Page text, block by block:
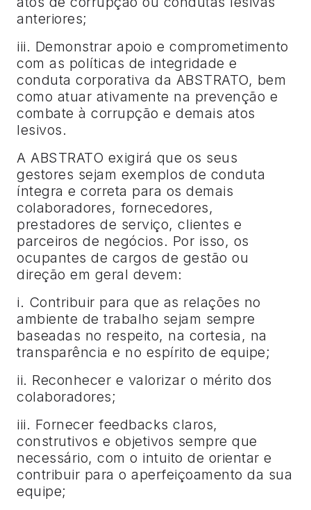
anteriores;
iii. Demonstrar apoio e comprometimento
com as políticas de integridade e
conduta corporativa da ABSTRATO, bem
como atuar ativamente na prevenção e
combate à corrupção e demais atos
lesivos.
A ABSTRATO exigirá que os seus
gestores sejam exemplos de conduta
íntegra e correta para os demais
colaboradores, fornecedores,
prestadores de serviço, clientes e
parceiros de negócios. Por isso, os
ocupantes de cargos de gestão ou
direção em geral devem:
i. Contribuir para que as relações no
ambiente de trabalho sejam sempre
baseadas no respeito, na cortesia, na
transparência e no espírito de equipe;
ii. Reconhecer e valorizar o mérito dos
colaboradores;
iii. Fornecer feedbacks claros,
construtivos e objetivos sempre que
necessário, com o intuito de orientar e
contribuir para o aperfeiçoamento da sua
equipe;